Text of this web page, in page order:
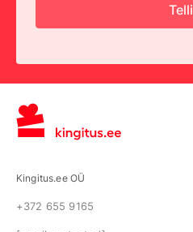
Telli
Kingitus.ee OÜ
+372 655 9165